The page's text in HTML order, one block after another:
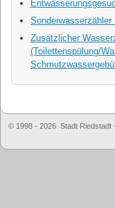
Zusätzlicher
(Toilettenspülung/
© 1998 - 2026 Stadt Riedstadt -